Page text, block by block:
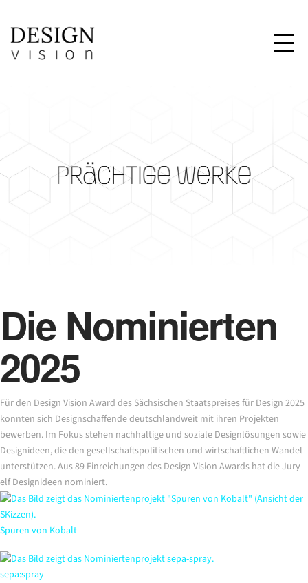
Die Nominierten
2025
Für den Design Vision Award des Sächsischen Staatspreises für Design 2025
konnten sich Designschaffende deutschlandweit mit ihren Projekten
bewerben. Im Fokus stehen nachhaltige und soziale Designlösungen sowie
Designideen, die den gesellschaftspolitischen und wirtschaftlichen Wandel
unterstützen. Aus 89 Einreichungen des Design Vision Awards hat die Jury
elf Designideen nominiert.
Spuren von Kobalt
sepa:spray